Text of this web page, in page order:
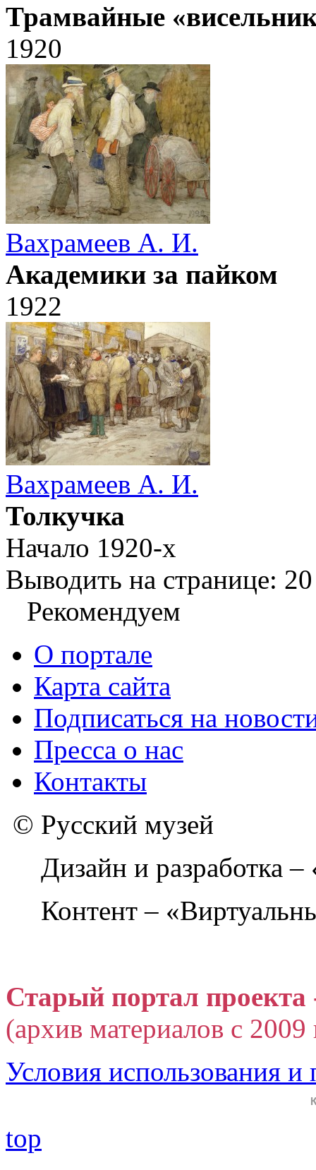
Трамвайные
1920
Вахрамеев А. И.
Академики за пайком
1922
Вахрамеев А. И.
Толкучка
Начало 1920-х
Выводить на странице: 20
Рекомендуем
О портале
Карта сайта
Подписаться на
Пресса о нас
Контакты
© Русский музей
Дизайн и разработка
Контент –
Старый портал
(архив материалов с
Условия использования
top